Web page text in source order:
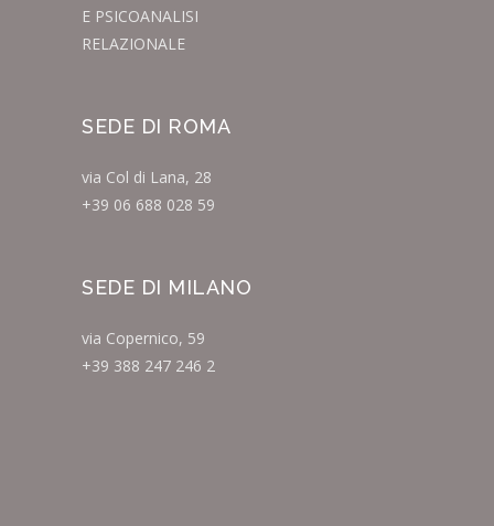
E PSICOANALISI
RELAZIONALE
SEDE DI ROMA
via Col di Lana, 28
+39 06 688 028 59
SEDE DI MILANO
via Copernico, 59
+39 388 247 246 2